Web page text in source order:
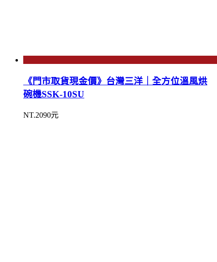
《門市取貨現金價》台灣三洋｜全方位溫風烘
碗機SSK-10SU
NT.2090元